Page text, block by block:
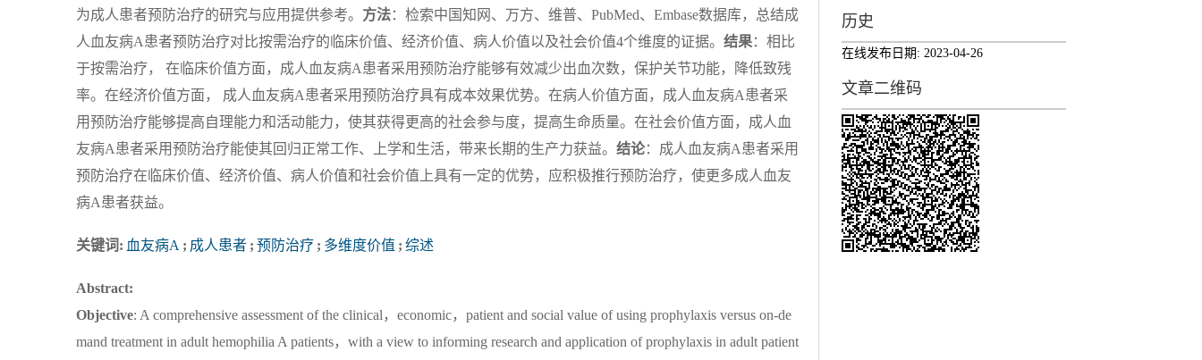
为成人患者预防治疗的研究与应用提供参考。 方法：检索中国知网、万方、维普、PubMed、Embase数据库，总结成
人血友病A患者预防治疗对比按需治疗的临床价值、经济价值、病人价值以及社会价值4个维度的证据。 结果：相比
于按需治疗， 在临床价值方面，成人血友病A患者采用预防治疗能够有效减少出血次数，保护关节功能，降低致残
率。在经济价值方面， 成人血友病A患者采用预防治疗具有成本效果优势。在病人价值方面，成人血友病A患者采
用预防治疗能够提高自理能力和活动能力，使其获得更高的社会参与度，提高生命质量。在社会价值方面，成人血
友病A患者采用预防治疗能使其回归正常工作、上学和生活，带来长期的生产力获益。 结论：成人血友病A患者采用
预防治疗在临床价值、经济价值、病人价值和社会价值上具有一定的优势，应积极推行预防治疗，使更多成人血友
病A患者获益。
关键词: 血友病A ; 成人患者 ; 预防治疗 ; 多维度价值 ; 综述
Abstract:
Objective: A comprehensive assessment of the clinical，economic，patient and social value of using prophylaxis versus on-de
mand treatment in adult hemophilia A patients，with a view to informing research and application of prophylaxis in adult patient
历史
在线发布日期: 2023-04-26
文章二维码